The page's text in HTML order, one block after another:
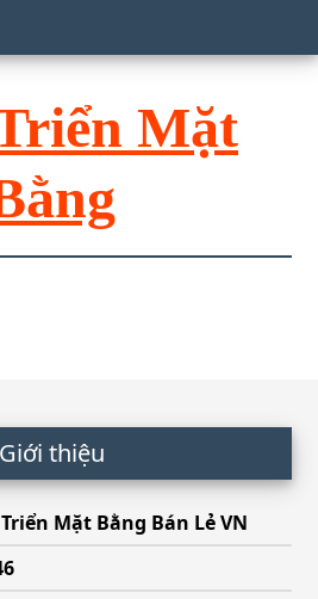
Mặt
Giới thiệu
Mặt Bằng Bán Lẻ VN